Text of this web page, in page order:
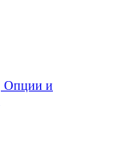
Опции и